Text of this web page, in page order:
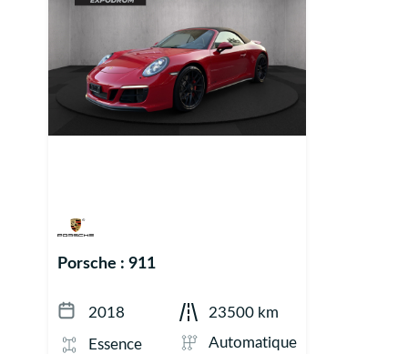
Porsche : 911
2018 23500 km
Essence
Automatique